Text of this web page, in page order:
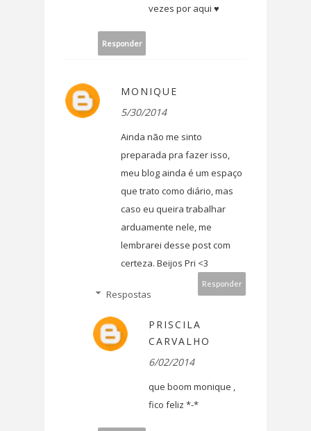
vezes por aqui ♥
Responder
MONIQUE
5/30/2014
Ainda não me sinto
preparada pra fazer isso,
meu blog ainda é um espaço
que trato como diário, mas
caso eu queira trabalhar
arduamente nele, me
lembrarei desse post com
certeza. Beijos Pri <3
Responder
Respostas
PRISCILA
CARVALHO
6/02/2014
que boom monique ,
fico feliz *-*